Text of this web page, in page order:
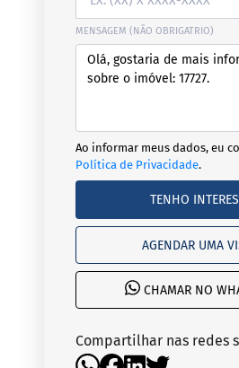
MENSAGEM (NÃO OBRIGATRIO)
Ao informar meus dados, eu
Política de Privacidade.
TENHO
AGENDAR
CHAMAR NO
Compartilhar nas redes